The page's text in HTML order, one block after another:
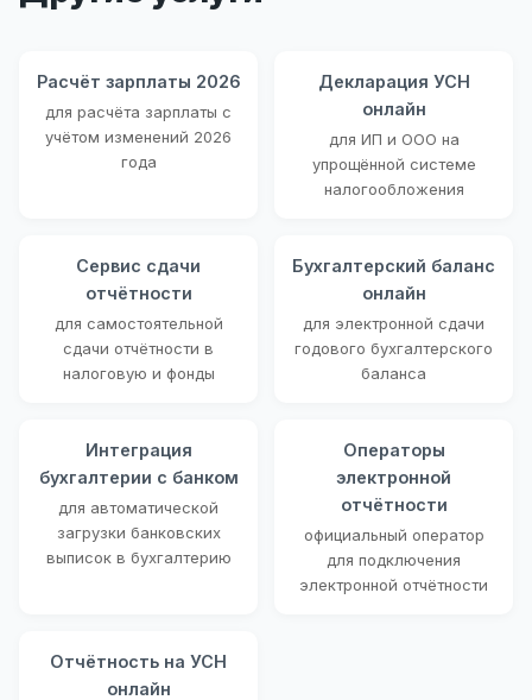
Расчёт зарплаты 2026
для расчёта зарплаты с
учётом изменений 2026
года
Декларация УСН
онлайн
для ИП и ООО на
упрощённой системе
налогообложения
Сервис сдачи
отчётности
для самостоятельной
сдачи отчётности в
налоговую и фонды
Бухгалтерский баланс
онлайн
для электронной сдачи
годового бухгалтерского
баланса
Интеграция
бухгалтерии с банком
для автоматической
загрузки банковских
выписок в бухгалтерию
Операторы
электронной
отчётности
официальный оператор
для подключения
электронной отчётности
Отчётность на УСН
онлайн